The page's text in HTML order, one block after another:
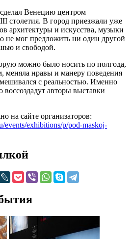
Венецию центром
столетия. В город приезжали уже
архитектуры и искусства, музыки
не мог предложить ни один другой
и свободой.
можно было носить по полгода,
меняла нравы и манеру поведения
с реальностью. Именно
воссоздадут авторы выставки
на сайте организаторов:
events/exhibitions/p/pod-maskoj-